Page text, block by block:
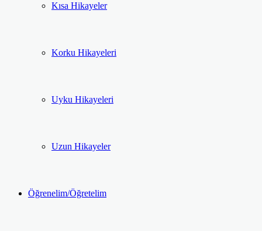
Kısa Hikayeler
Korku Hikayeleri
Uyku Hikayeleri
Uzun Hikayeler
Öğrenelim/Öğretelim